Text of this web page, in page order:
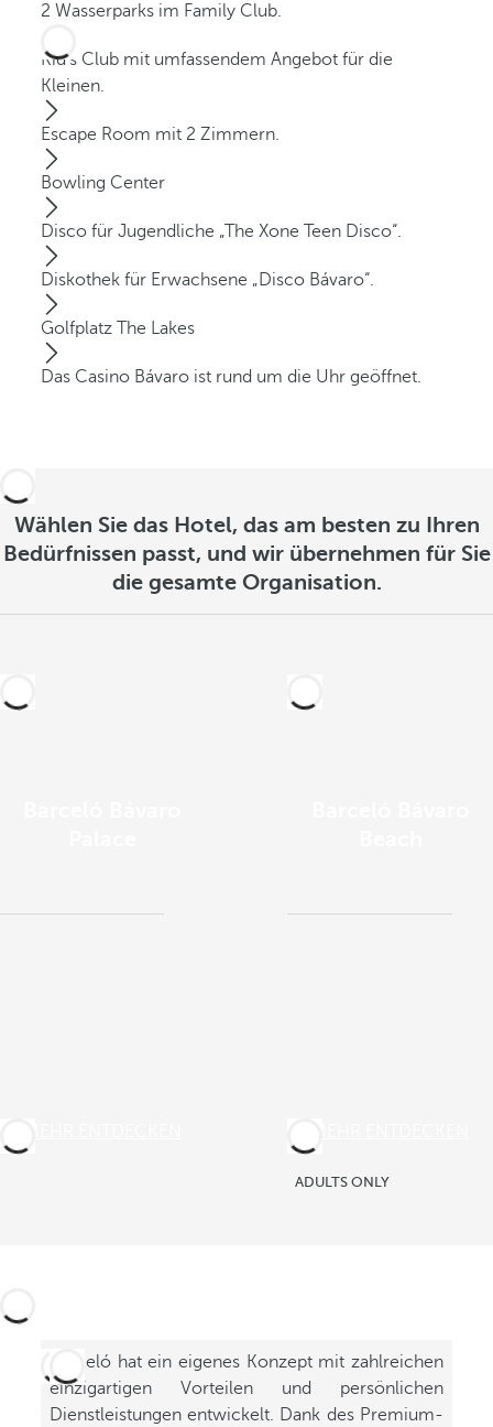
2 Wasserparks im Family Club.
Kid’s Club mit umfassendem Angebot für die
Kleinen.
Escape Room mit 2 Zimmern.
Bowling Center
Disco für Jugendliche „The Xone Teen Disco“.
Diskothek für Erwachsene „Disco Bávaro“.
Golfplatz The Lakes
Das Casino Bávaro ist rund um die Uhr geöffnet.
Wählen Sie das Hotel, das am besten zu Ihren
Bedürfnissen passt, und wir übernehmen für Sie
die gesamte Organisation.
ADULTS ONLY
Barceló hat ein eigenes Konzept mit zahlreichen
einzigartigen Vorteilen und persönlichen
Dienstleistungen entwickelt. Dank des Premium-